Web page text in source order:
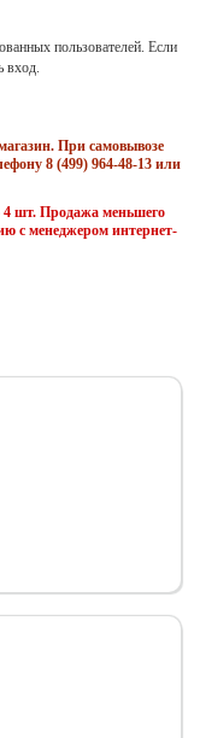
пользователей. Если
вход.
При самовывозе
8 (499) 964-48-13 или
шт. Продажа меньшего
с менеджером интернет-